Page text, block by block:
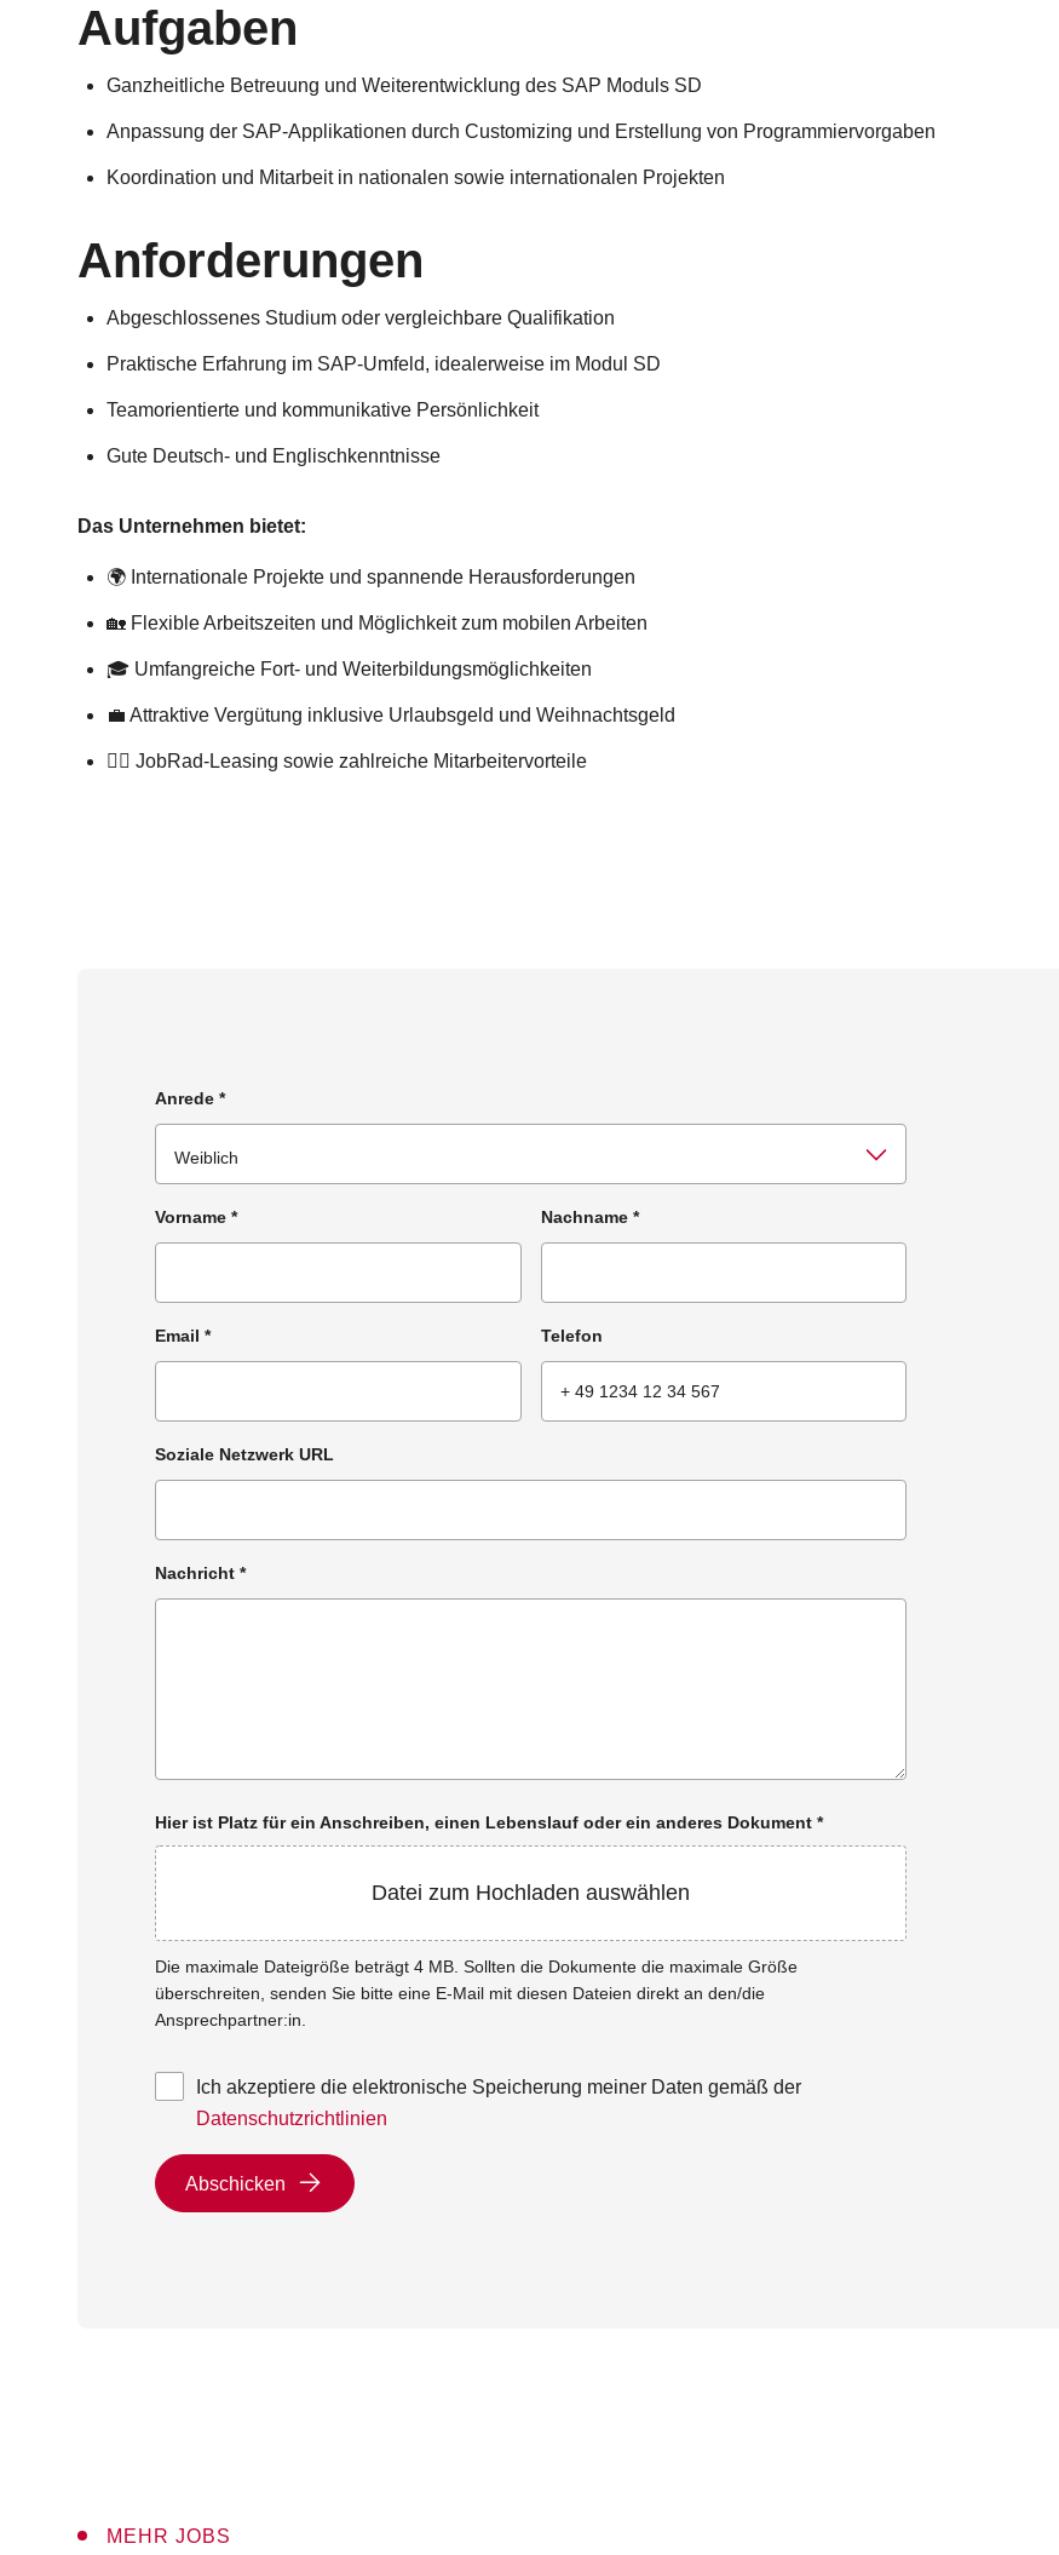
Aufgaben
Ganzheitliche Betreuung und Weiterentwicklung des SAP Moduls SD
Anpassung der SAP-Applikationen durch Customizing und Erstellung von Programmiervorgaben
Koordination und Mitarbeit in nationalen sowie internationalen Projekten
Anforderungen
Abgeschlossenes Studium oder vergleichbare Qualifikation
Praktische Erfahrung im SAP-Umfeld, idealerweise im Modul SD
Teamorientierte und kommunikative Persönlichkeit
Gute Deutsch- und Englischkenntnisse
Das Unternehmen bietet:
🌍 Internationale Projekte und spannende Herausforderungen
🏡 Flexible Arbeitszeiten und Möglichkeit zum mobilen Arbeiten
🎓 Umfangreiche Fort- und Weiterbildungsmöglichkeiten
💼 Attraktive Vergütung inklusive Urlaubsgeld und Weihnachtsgeld
🚴‍♂️ JobRad-Leasing sowie zahlreiche Mitarbeitervorteile
Anrede *
Vorname * Nachname *
Email * Telefon
Soziale Netzwerk URL
Nachricht *
Hier ist Platz für ein Anschreiben, einen Lebenslauf oder ein anderes Dokument *
Datei zum Hochladen auswählen
Die maximale Dateigröße beträgt 4 MB. Sollten die Dokumente die maximale Größe
überschreiten, senden Sie bitte eine E-Mail mit diesen Dateien direkt an den/die
Ansprechpartner:in.
Ich akzeptiere die elektronische Speicherung meiner Daten gemäß der
Datenschutzrichtlinien
Abschicken
MEHR JOBS